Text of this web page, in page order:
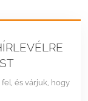
és várjuk, hogy